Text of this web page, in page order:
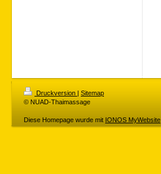
Druckversion | Sitemap
© NUAD-Thaimassage
Diese Homepage wurde mit IONOS MyWebsite